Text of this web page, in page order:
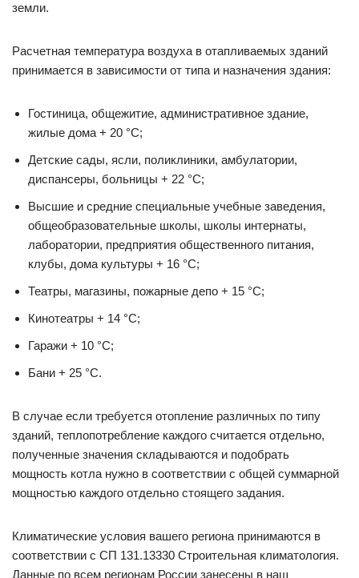
земли.
Расчетная температура воздуха в отапливаемых зданий
принимается в зависимости от типа и назначения здания:
Гостиница, общежитие, административное здание,
жилые дома + 20 °С;
Детские сады, ясли, поликлиники, амбулатории,
диспансеры, больницы + 22 °С;
Высшие и средние специальные учебные заведения,
общеобразовательные школы, школы интернаты,
лаборатории, предприятия общественного питания,
клубы, дома культуры + 16 °С;
Театры, магазины, пожарные депо + 15 °С;
Кинотеатры + 14 °С;
Гаражи + 10 °С;
Бани + 25 °С.
В случае если требуется отопление различных по типу
зданий, теплопотребление каждого считается отдельно,
полученные значения складываются и подобрать
мощность котла нужно в соответствии с общей суммарной
мощностью каждого отдельно стоящего задания.
Климатические условия вашего региона принимаются в
соответствии с СП 131.13330 Строительная климатология.
Данные по всем регионам России занесены в наш